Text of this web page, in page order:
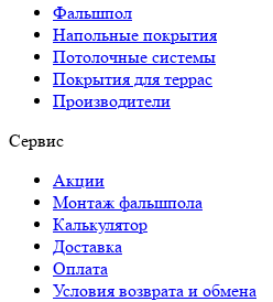
Фальшпол
Напольные покрытия
Потолочные системы
Покрытия для террас
Производители
Сервис
Акции
Монтаж фальшпола
Калькулятор
Доставка
Оплата
Условия возврата и обмена